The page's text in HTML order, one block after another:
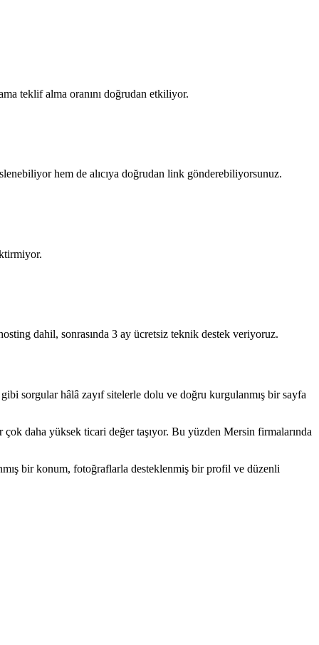
teklif alma oranını doğrudan etkiliyor.
hem de alıcıya doğrudan link gönderebiliyorsunuz.
dahil, sonrasında 3 ay ücretsiz teknik destek veriyoruz.
sorgular hâlâ zayıf sitelerle dolu ve doğru kurgulanmış bir sayfa
daha yüksek ticari değer taşıyor. Bu yüzden Mersin firmalarında
bir konum, fotoğraflarla desteklenmiş bir profil ve düzenli